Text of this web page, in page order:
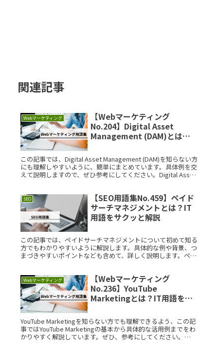
関連記事
Webマーケティング
【Webマーケティング
No.204】Digital Asset
Management (DAM)とは？
この記事では、Digital Asset Management (DAM)を知らない方
にも理解しやすいように、簡単にまとめています。具体例を交
えて説明しますので、ぜひ参考にしてください。Digital Asset
SEO
【SEO用語集No.459】ペイド
サーチマネジメントとは？IT
用語をサクッと解説
この記事では、ペイドサーチマネジメントについて初めて知る
方でもわかりやすいように解説します。具体的な例や背景、つ
まづきやすいポイントなども含めて、詳しく説明します。ペイ
Webマーケティング
【Webマーケティング
No.236】YouTube
Marketingとは？IT用語をサ
YouTube Marketingを知らない方でも理解できるよう、この記
事ではYouTube Marketingの基本から具体的な活用例までをわ
かりやすく解説しています。ぜひ、参考にしてください。